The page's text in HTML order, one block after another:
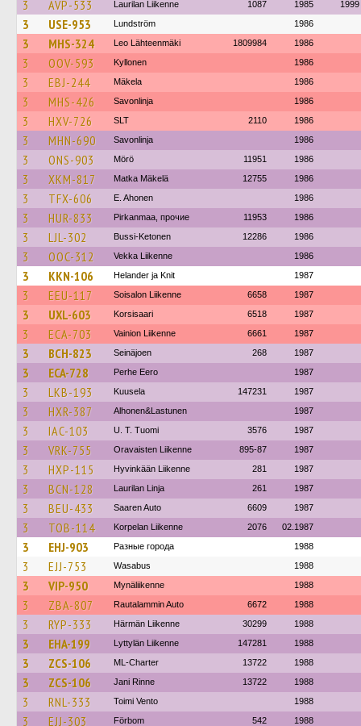
3 AVP-533 Laurilan Liikenne 1087 1985 1999
3 USE-953 Lundström 1986
3 MHS-324 Leo Lähteenmäki 1809984 1986
3 OOV-593 Kyllonen 1986
3 EBJ-244 Mäkela 1986
3 MHS-426 Savonlinja 1986
3 HXV-726 SLT 2110 1986
3 MHN-690 Savonlinja 1986
3 ONS-903 Mörö 11951 1986
3 XKM-817 Matka Mäkelä 12755 1986
3 TFX-606 E. Ahonen 1986
3 HUR-833 Pirkanmaa, прочие 11953 1986
3 LJL-302 Bussi-Ketonen 12286 1986
3 OOC-312 Vekka Liikenne 1986
3 KKN-106 Helander ja Knit 1987
3 EEU-117 Soisalon Liikenne 6658 1987
3 UXL-603 Korsisaari 6518 1987
3 ECA-703 Vainion Liikenne 6661 1987
3 BCH-823 Seinäjoen 268 1987
3 ECA-728 Perhe Eero 1987
3 LKB-193 Kuusela 147231 1987
3 HXR-387 Alhonen&Lastunen 1987
3 IAC-103 U. T. Tuomi 3576 1987
3 VRK-755 Oravaisten Liikenne 895-87 1987
3 HXP-115 Hyvinkään Liikenne 281 1987
3 BCN-128 Laurilan Linja 261 1987
3 BEU-433 Saaren Auto 6609 1987
3 TOB-114 Korpelan Liikenne 2076 02.1987
3 EHJ-903 Разные города 1988
3 EJJ-753 Wasabus 1988
3 VIP-950 Mynäliikenne 1988
3 ZBA-807 Rautalammin Auto 6672 1988
3 RYP-333 Härmän Liikenne 30299 1988
3 EHA-199 Lyttylän Liikenne 147281 1988
3 ZCS-106 ML-Charter 13722 1988
3 ZCS-106 Jani Rinne 13722 1988
3 RNL-333 Toimi Vento 1988
3 EJJ-303 Förbom 542 1988